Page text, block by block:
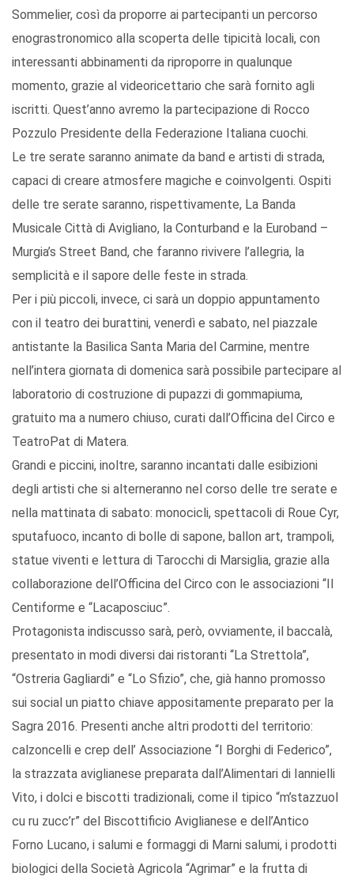
Sommelier, così da proporre ai partecipanti un percorso
enograstronomico alla scoperta delle tipicità locali, con
interessanti abbinamenti da riproporre in qualunque
momento, grazie al videoricettario che sarà fornito agli
iscritti. Quest’anno avremo la partecipazione di Rocco
Pozzulo Presidente della Federazione Italiana cuochi.
Le tre serate saranno animate da band e artisti di strada,
capaci di creare atmosfere magiche e coinvolgenti. Ospiti
delle tre serate saranno, rispettivamente, La Banda
Musicale Città di Avigliano, la Conturband e la Euroband –
Murgia’s Street Band, che faranno rivivere l’allegria, la
semplicità e il sapore delle feste in strada.
Per i più piccoli, invece, ci sarà un doppio appuntamento
con il teatro dei burattini, venerdì e sabato, nel piazzale
antistante la Basilica Santa Maria del Carmine, mentre
nell’intera giornata di domenica sarà possibile partecipare al
laboratorio di costruzione di pupazzi di gommapiuma,
gratuito ma a numero chiuso, curati dall’Officina del Circo e
TeatroPat di Matera.
Grandi e piccini, inoltre, saranno incantati dalle esibizioni
degli artisti che si alterneranno nel corso delle tre serate e
nella mattinata di sabato: monocicli, spettacoli di Roue Cyr,
sputafuoco, incanto di bolle di sapone, ballon art, trampoli,
statue viventi e lettura di Tarocchi di Marsiglia, grazie alla
collaborazione dell’Officina del Circo con le associazioni “Il
Centiforme e “Lacaposciuc”.
Protagonista indiscusso sarà, però, ovviamente, il baccalà,
presentato in modi diversi dai ristoranti “La Strettola”,
“Ostreria Gagliardi” e “Lo Sfizio”, che, già hanno promosso
sui social un piatto chiave appositamente preparato per la
Sagra 2016. Presenti anche altri prodotti del territorio:
calzoncelli e crep dell’ Associazione “I Borghi di Federico”,
la strazzata aviglianese preparata dall’Alimentari di Iannielli
Vito, i dolci e biscotti tradizionali, come il tipico “m’stazzuol
cu ru zucc’r” del Biscottificio Aviglianese e dell’Antico
Forno Lucano, i salumi e formaggi di Marni salumi, i prodotti
biologici della Società Agricola “Agrimar” e la frutta di